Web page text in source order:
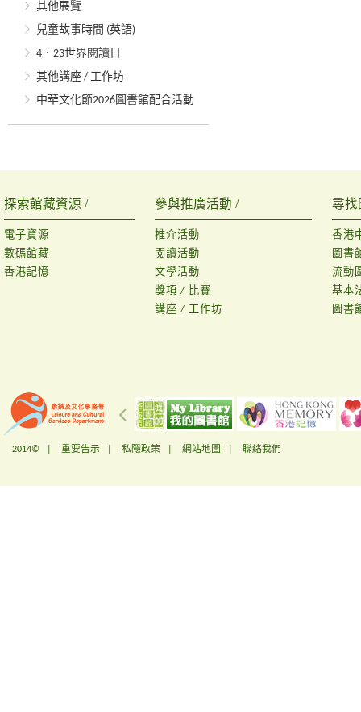
其他展覽
兒童故事時間 (英語)
4．23世界閱讀日
其他講座 / 工作坊
中華文化節2026圖書館配合活動
探索館藏資源 /
電子資源
數碼館藏
香港記憶
參與推廣活動 /
推介活動
閱讀活動
文學活動
獎項 / 比賽
講座 / 工作坊
尋找
香港
圖書
流動
基本
圖書
2014© | 重要告示 私隱政策 網站地圖 聯絡我們